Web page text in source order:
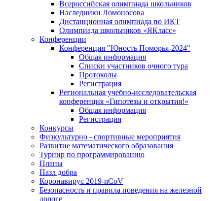
Всероссийская олимпиада школьников
Наследники Ломоносова
Дистанционная олимпиада по ИКТ
Олимпиада школьников «ЯКласс»
Конференции
Конференция "Юность Поморья-2024"
Общая информация
Списки участников очного тура
Протоколы
Регистрация
Региональная учебно-исследовательская
конференция «Гипотезы и открытия!»
Общая информация
Регистрация
Конкурсы
Физкультурно - спортивные мероприятия
Развитие математического образования
Турнир по программированию
Планы
Пазл добра
Коронавирус 2019-nCoV
Безопасность и правила поведения на железной
дороге